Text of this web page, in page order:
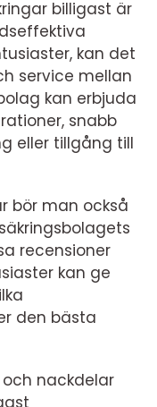
billigast är
kan det
service mellan
kan erbjuda
snabb
eller tillgång till
bör man också
recensioner
kan ge
den bästa
nackdelar